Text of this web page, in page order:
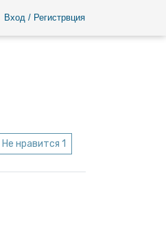
Вход / Регистрвция
Не нравится 1